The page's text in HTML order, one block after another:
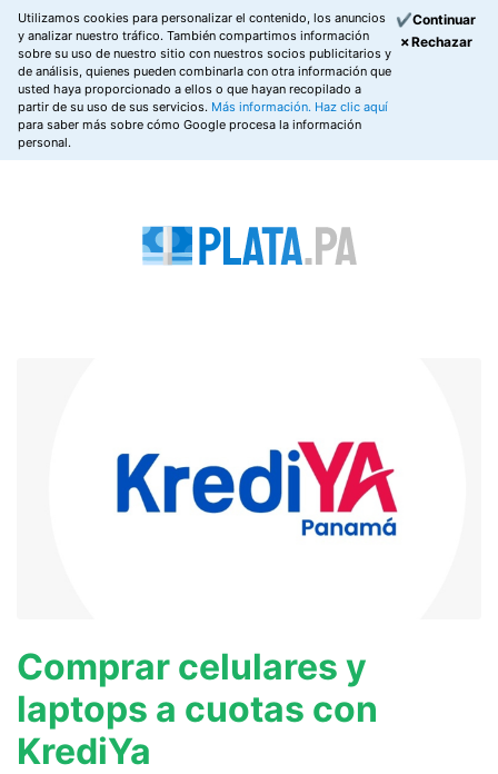
Utilizamos cookies para personalizar el contenido, los anuncios
y analizar nuestro tráfico. También compartimos información
sobre su uso de nuestro sitio con nuestros socios publicitarios y
de análisis, quienes pueden combinarla con otra información que
usted haya proporcionado a ellos o que hayan recopilado a
partir de su uso de sus servicios. Más información. Haz clic aquí
para saber más sobre cómo Google procesa la información
personal.
✔Continuar
✗Rechazar
Comprar celulares y
laptops a cuotas con
KrediYa